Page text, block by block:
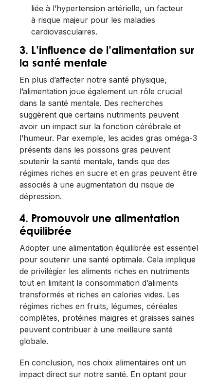
liée à l’hypertension artérielle, un facteur
à risque majeur pour les maladies
cardiovasculaires.
3. L’influence de l’alimentation sur
la santé mentale
En plus d’affecter notre santé physique,
l’alimentation joue également un rôle crucial
dans la santé mentale. Des recherches
suggèrent que certains nutriments peuvent
avoir un impact sur la fonction cérébrale et
l’humeur. Par exemple, les acides gras oméga-3
présents dans les poissons gras peuvent
soutenir la santé mentale, tandis que des
régimes riches en sucre et en gras peuvent être
associés à une augmentation du risque de
dépression.
4. Promouvoir une alimentation
équilibrée
Adopter une alimentation équilibrée est essentiel
pour soutenir une santé optimale. Cela implique
de privilégier les aliments riches en nutriments
tout en limitant la consommation d’aliments
transformés et riches en calories vides. Les
régimes riches en fruits, légumes, céréales
complètes, protéines maigres et graisses saines
peuvent contribuer à une meilleure santé
globale.
En conclusion, nos choix alimentaires ont un
impact direct sur notre santé. En optant pour